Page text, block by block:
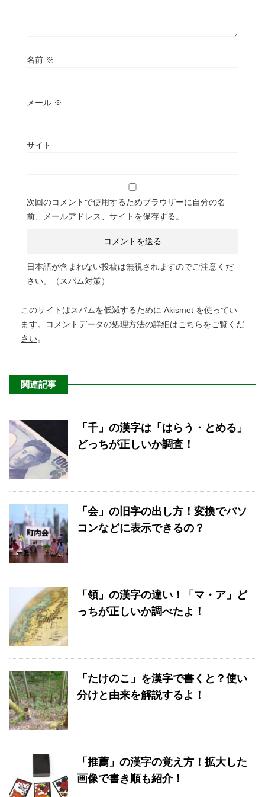
名前 ※
メール ※
サイト
次回のコメントで使用するためブラウザーに自分の名
前、メールアドレス、サイトを保存する。
日本語が含まれない投稿は無視されますのでご注意くだ
さい。（スパム対策）
このサイトはスパムを低減するために Akismet を使ってい
ます。
コメントデータの処理方法の詳細はこちらをご覧くだ
さい。
関連記事
「千」の漢字は「はらう・とめる」
どっちが正しいか調査！
「会」の旧字の出し方！変換でパソ
コンなどに表示できるの？
「領」の漢字の違い！「マ・ア」ど
っちが正しいか調べたよ！
「たけのこ」を漢字で書くと？使い
分けと由来を解説するよ！
「推薦」の漢字の覚え方！拡大した
画像で書き順も紹介！